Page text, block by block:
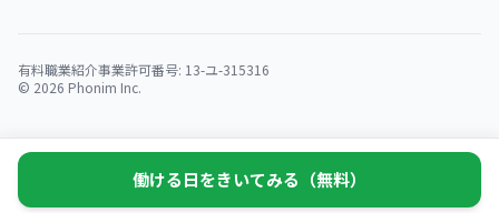
有料職業紹介事業許可番号: 13-ユ-315316
© 2026 Phonim Inc.
働ける日をきいてみる（無料）